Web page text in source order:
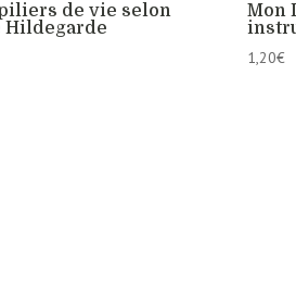
de vie selon
Hildegarde
Mon
1,20€